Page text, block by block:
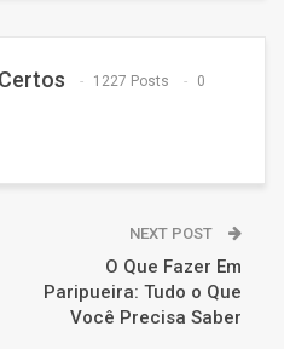
1227 Posts 0
NEXT POST
O Que Fazer Em
Paripueira: Tudo o Que
Você Precisa Saber